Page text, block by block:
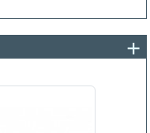
+